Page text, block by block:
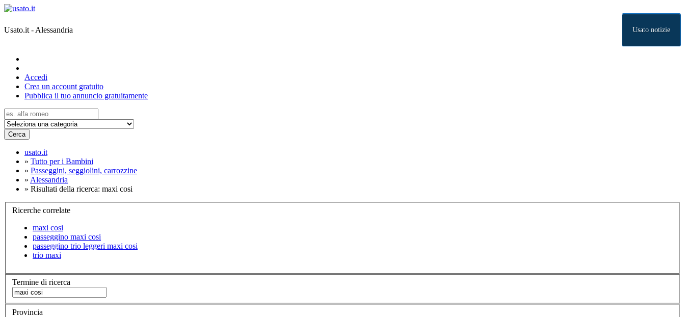
Usato.it - Alessandria Usato notizie
Accedi
Crea un account gratuito
Pubblica il tuo annuncio gratuitamente
Cerca
usato.it
» Tutto per i Bambini
» Passeggini, seggiolini, carrozzine
» Alessandria
» Risultati della ricerca: maxi cosi
Ricerche correlate
maxi cosi
passeggino maxi cosi
passeggino trio leggeri maxi cosi
trio maxi
Termine di ricerca
Provincia